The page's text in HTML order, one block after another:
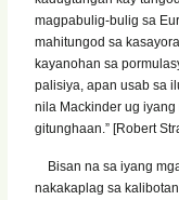
magpabulig-bulig sa
mahitungod sa
kayanohan sa
palisiya, apan usab sa
nila Mackinder ug
gitunghaan.” [Robert
Bisan na sa iyang
nakakaplag sa